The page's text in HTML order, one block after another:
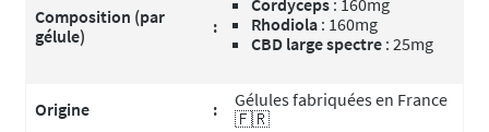
Composition (par
gélule)
:
Cordyceps: 160mg
Rhodiola: 160mg
CBD large spectre: 25mg
Origine :
Gélules fabriquées en France
🇫🇷